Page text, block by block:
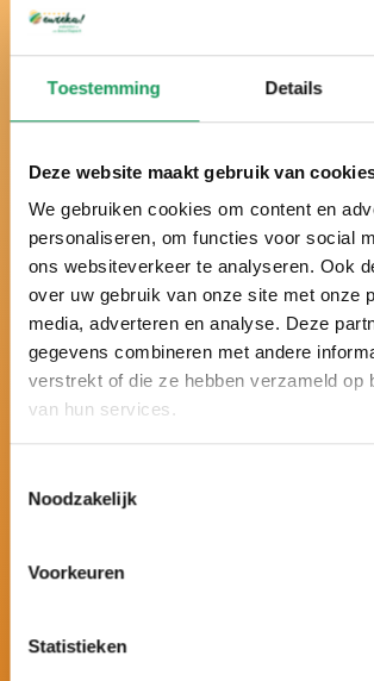
Toestemming Details
Deze website maakt gebruik van
We gebruiken cookies om content en
personaliseren, om functies voor social
ons websiteverkeer te analyseren. Ook
over uw gebruik van onze site met onze
media, adverteren en analyse. Deze
gegevens combineren met andere
verstrekt of die ze hebben verzameld op
van hun services.
Noodzakelijk
Voorkeuren
Statistieken
Bei uns ist es
wirklich Urlaub!
Schon über ein halbes
in der Twenter Natur.
Seit vielen Jahren zum besten
Niederlande gewählt.
Schon sechsmal hintereinander
Award gekrönt und mit 9,8 von
bewertet.
abgestimmt.
Einrichtung und zahlreiche